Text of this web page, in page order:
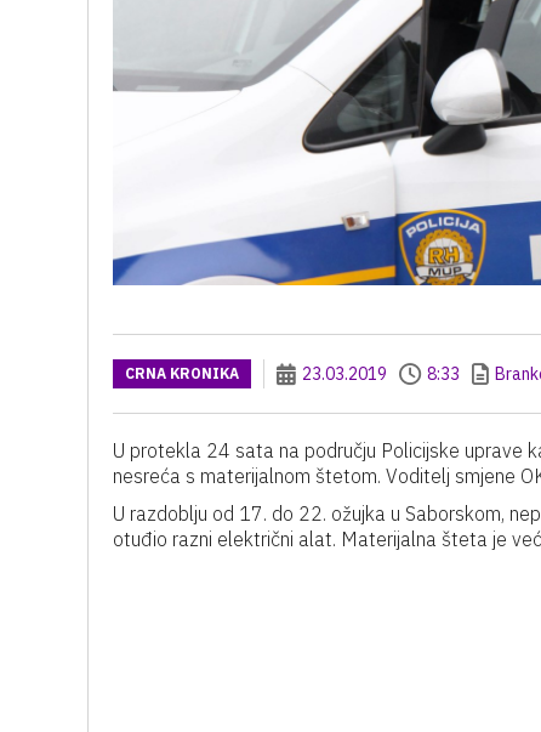
CRNA KRONIKA 23.03.2019 8:33
U protekla 24 sata na području Policijske uprave
nesreća s materijalnom štetom. Voditelj smjene
U razdoblju od 17. do 22. ožujka u Saborskom,
otuđio razni električni alat. Materijalna šteta je